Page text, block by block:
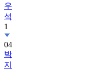
우
석
1
04
박
지